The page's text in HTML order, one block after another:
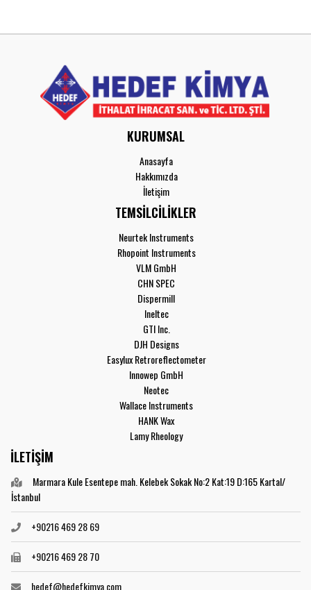
KURUMSAL
Anasayfa
Hakkımızda
İletişim
TEMSİLCİLİKLER
Neurtek Instruments
Rhopoint Instruments
VLM GmbH
CHN SPEC
Dispermill
Ineltec
GTI Inc.
DJH Designs
Easylux Retroreflectometer
Innowep GmbH
Neotec
Wallace Instruments
HANK Wax
Lamy Rheology
İLETİŞİM
Marmara Kule Esentepe mah. Kelebek Sokak No:2 Kat:19 D:165 Kartal/
İstanbul
+90216 469 28 69
+90216 469 28 70
hedef@hedefkimya.com